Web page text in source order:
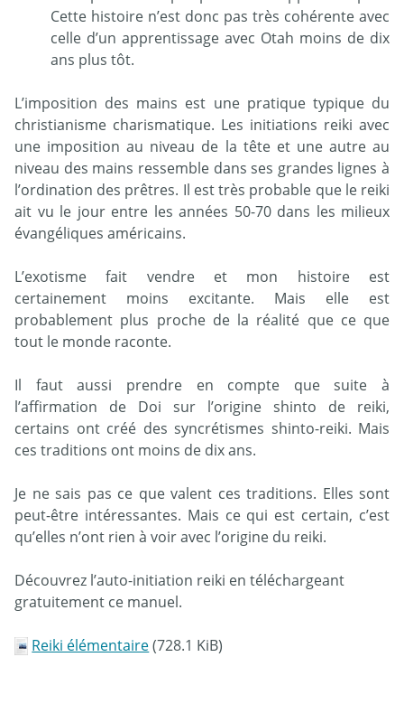
Cette histoire n’est donc pas très cohérente avec
celle d’un apprentissage avec Otah moins de dix
ans plus tôt.
L’imposition des mains est une pratique typique du
christianisme charismatique. Les initiations reiki avec
une imposition au niveau de la tête et une autre au
niveau des mains ressemble dans ses grandes lignes à
l’ordination des prêtres. Il est très probable que le reiki
ait vu le jour entre les années 50-70 dans les milieux
évangéliques américains.
L’exotisme fait vendre et mon histoire est
certainement moins excitante. Mais elle est
probablement plus proche de la réalité que ce que
tout le monde raconte.
Il faut aussi prendre en compte que suite à
l’affirmation de Doi sur l’origine shinto de reiki,
certains ont créé des syncrétismes shinto-reiki. Mais
ces traditions ont moins de dix ans.
Je ne sais pas ce que valent ces traditions. Elles sont
peut-être intéressantes. Mais ce qui est certain, c’est
qu’elles n’ont rien à voir avec l’origine du reiki.
Découvrez l’auto-initiation reiki en téléchargeant
gratuitement ce manuel.
Reiki élémentaire(728.1 KiB)